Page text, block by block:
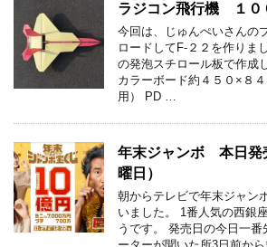
ラジコン飛行機 １０
今回は、じゅんぺいさんの
ロードしてF-２２を作りま
の発泡スチロール板で作成
カラーボード約４５０×８
用） PD …
年末ジャンボ 本日発
曜日）
朝からテレビで年末ジャン
いました。 1番人気の西銀
うです。 発売日の今日一